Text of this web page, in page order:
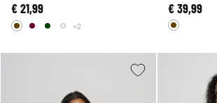
€ 21,99
+2
€ 39,99